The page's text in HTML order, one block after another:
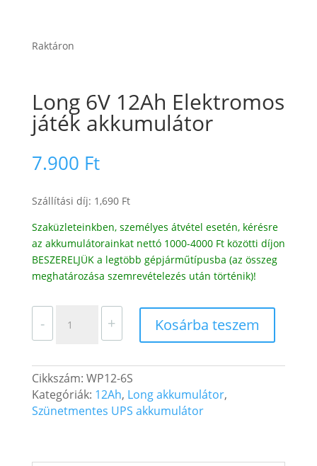
Raktáron
Long 6V 12Ah Elektromos
játék akkumulátor
7.900 Ft
Szállítási díj: 1,690 Ft
Szaküzleteinkben, személyes átvétel esetén, kérésre
az akkumulátorainkat nettó 1000-4000 Ft közötti díjon
BESZERELJÜK a legtöbb gépjárműtípusba (az összeg
meghatározása szemrevételezés után történik)!
-
játék
akkumulátor
mennyiség
+ Kosárba teszem
Cikkszám: WP12-6S
Kategóriák: 12Ah, Long akkumulátor,
Szünetmentes UPS akkumulátor